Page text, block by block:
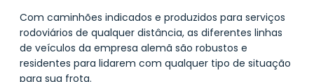
Com caminhões indicados e produzidos para serviços
rodoviários de qualquer distância, as diferentes linhas
de veículos da empresa alemã são robustos e
residentes para lidarem com qualquer tipo de situação
para sua frota.